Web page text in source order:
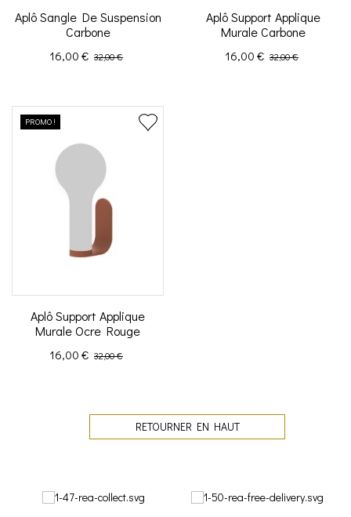
Aplô Sangle De Suspension
Carbone
Prix
16,00 € Prix de base
32,00 €
Aplô Support Applique
Murale Carbone
Prix
16,00 € Prix de base
32,00 €
PROMO !
Aplô Support Applique
Murale Ocre Rouge
Prix
16,00 € Prix de base
32,00 €
RETOURNER EN HAUT